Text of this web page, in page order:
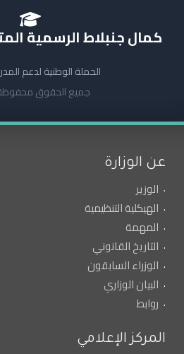
كمال جنبلاط الرسمية
الحملة الوطنية لدعم
جميع الحقوق محفوظة ©
عن الوزارة
الوزير
الهيكلية التنظيمية
المهمة
التاريخ القانوني
الوزراء السابقون
البيان الوزاري
روابط
المركز الإعلامي